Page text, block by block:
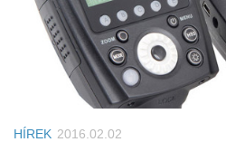
Firmware
Tudástár
Tanácsok
Érdekességek
HÍREK 2016.02.02